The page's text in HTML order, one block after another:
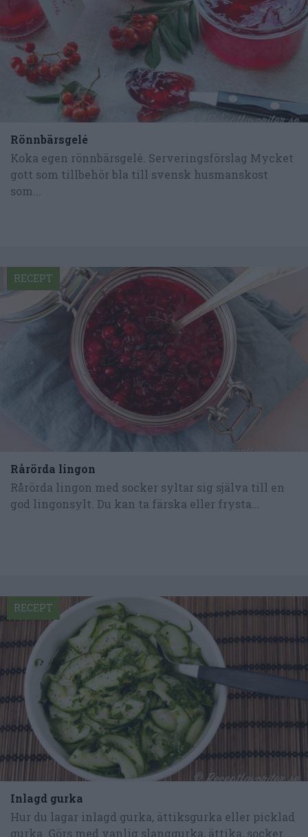
Rönnbärsgelé
Koka egen rönnbärsgelé. Serveringsförslag Mycket
gott som tillbehör bla till svensk husmanskost
som...
Rårörda lingon
Rårörda lingon med socker syltar sig själva till en
god lingonsylt. Du kan ta färska eller frysta...
RECEPT
Inlagd gurka
Hur du lagar inlagd gurka, ättiksgurka eller picklad
gurka. Görs med vanlig slanggurka, ättika, socker...
RECEPT